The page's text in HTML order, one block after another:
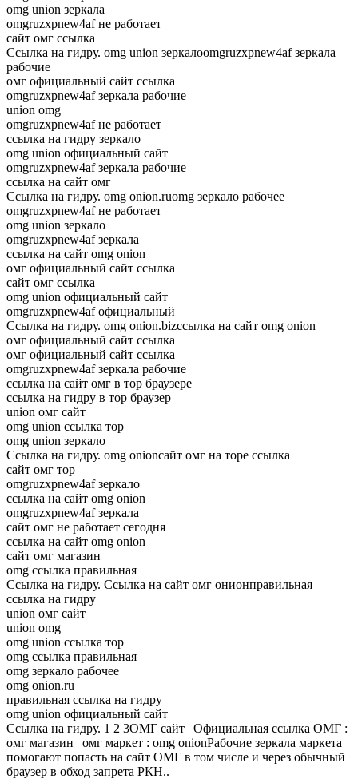
omg union зеркала
omgruzxpnew4af не работает
сайт омг ссылка
Ссылка на гидру. omg union зеркалоomgruzxpnew4af зеркала
рабочие
омг официальный сайт ссылка
omgruzxpnew4af зеркала рабочие
union omg
omgruzxpnew4af не работает
ссылка на гидру зеркало
omg union официальный сайт
omgruzxpnew4af зеркала рабочие
ссылка на сайт омг
Ссылка на гидру. omg onion.ruomg зеркало рабочее
omgruzxpnew4af не работает
omg union зеркало
omgruzxpnew4af зеркала
ссылка на сайт omg onion
омг официальный сайт ссылка
сайт омг ссылка
omg union официальный сайт
omgruzxpnew4af официальный
Ссылка на гидру. omg onion.bizссылка на сайт omg onion
омг официальный сайт ссылка
омг официальный сайт ссылка
omgruzxpnew4af зеркала рабочие
ссылка на сайт омг в тор браузере
ссылка на гидру в тор браузер
union омг сайт
omg union ссылка тор
omg union зеркало
Ссылка на гидру. omg onionсайт омг на торе ссылка
сайт омг тор
omgruzxpnew4af зеркало
ссылка на сайт omg onion
omgruzxpnew4af зеркала
сайт омг не работает сегодня
ссылка на сайт omg onion
сайт омг магазин
omg ссылка правильная
Ссылка на гидру. Ссылка на сайт омг онионправильная
ссылка на гидру
union омг сайт
union omg
omg union ссылка тор
omg ссылка правильная
omg зеркало рабочее
omg onion.ru
правильная ссылка на гидру
omg union официальный сайт
Ссылка на гидру. 1 2 3ОМГ сайт | Официальная ссылка ОМГ :
омг магазин | омг маркет : omg onionРабочие зеркала маркета
помогают попасть на сайт ОМГ в том числе и через обычный
браузер в обход запрета РКН..